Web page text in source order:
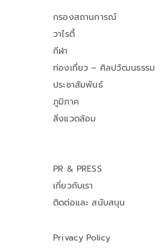
กรองสถานการณ์
วาไรตี้
กีฬา
ท่องเที่ยว – ศิลปวัฒนธรรม
ประชาสัมพันธ์
ภูมิภาค
สิ่งแวดล้อม
PR & PRESS
เกี่ยวกับเรา
ติดต่อและ สนับสนุน
Privacy Policy